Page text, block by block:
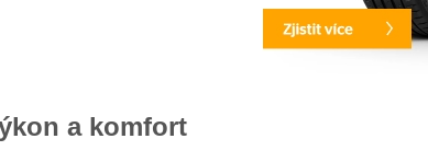
a komfort